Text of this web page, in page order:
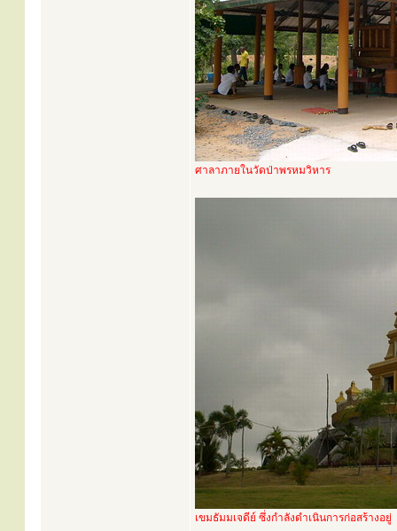
ศาลาภายในวัดป่าพรหมวิหาร
เขมธัมมเจดีย์ ซึ่งกำลังดำเนินการก่อสร้างอยู่